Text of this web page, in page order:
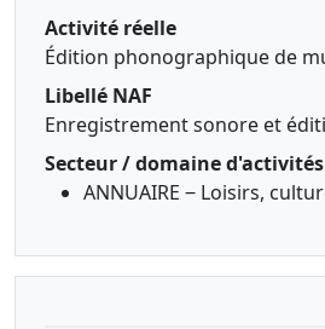
Activité réelle
Édition phonographique de
Libellé NAF
Enregistrement sonore et
Secteur / domaine d'activités
ANNUAIRE ‒ Loisirs,